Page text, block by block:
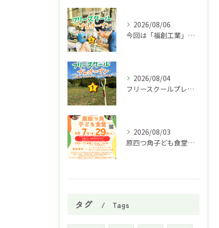
2026/08/06
今回は「福創工業」様へ企業訪問に行ってきました！🏭✨
2026/08/04
フリースクールプレオープン①
2026/08/03
原四つ角子ども食堂を8月は２回実施します！
タグ Tags